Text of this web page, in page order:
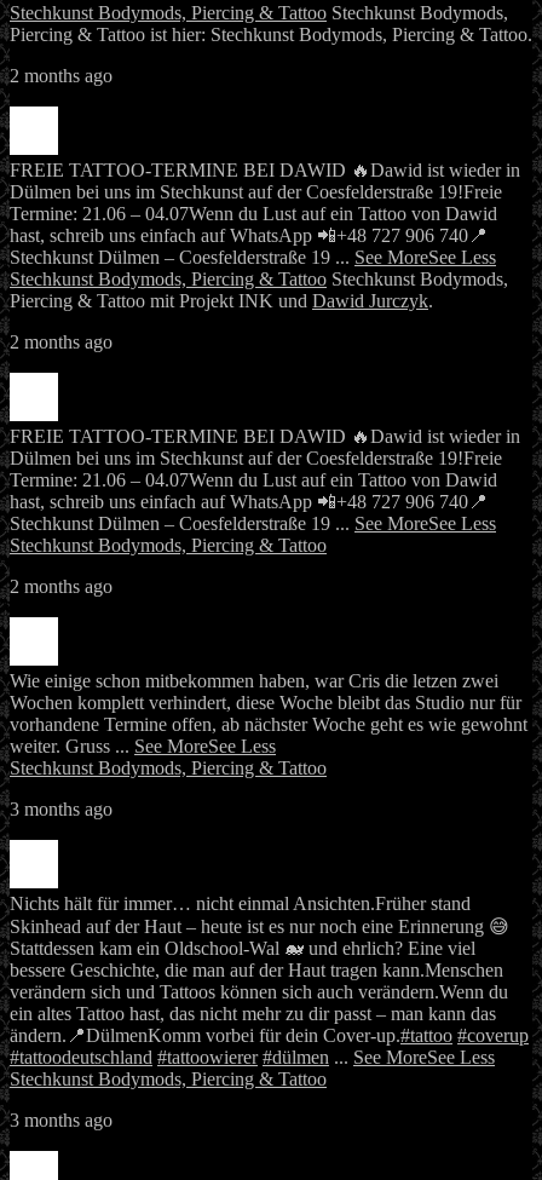
Stechkunst Bodymods, Piercing & Tattoo Stechkunst Bodymods,
Piercing & Tattoo ist hier: Stechkunst Bodymods, Piercing & Tattoo.
2 months ago
FREIE TATTOO-TERMINE BEI DAWID 🔥Dawid ist wieder in
Dülmen bei uns im Stechkunst auf der Coesfelderstraße 19!Freie
Termine: 21.06 – 04.07Wenn du Lust auf ein Tattoo von Dawid
hast, schreib uns einfach auf WhatsApp 📲+48 727 906 740 📍
Stechkunst Dülmen – Coesfelderstraße 19 ... See MoreSee Less
Stechkunst Bodymods, Piercing & Tattoo Stechkunst Bodymods,
Piercing & Tattoo mit Projekt INK und Dawid Jurczyk.
2 months ago
FREIE TATTOO-TERMINE BEI DAWID 🔥Dawid ist wieder in
Dülmen bei uns im Stechkunst auf der Coesfelderstraße 19!Freie
Termine: 21.06 – 04.07Wenn du Lust auf ein Tattoo von Dawid
hast, schreib uns einfach auf WhatsApp 📲+48 727 906 740 📍
Stechkunst Dülmen – Coesfelderstraße 19 ... See MoreSee Less
Stechkunst Bodymods, Piercing & Tattoo
2 months ago
Wie einige schon mitbekommen haben, war Cris die letzen zwei
Wochen komplett verhindert, diese Woche bleibt das Studio nur für
vorhandene Termine offen, ab nächster Woche geht es wie gewohnt
weiter. Gruss ... See MoreSee Less
Stechkunst Bodymods, Piercing & Tattoo
3 months ago
Nichts hält für immer… nicht einmal Ansichten.Früher stand
Skinhead auf der Haut – heute ist es nur noch eine Erinnerung 😅
Stattdessen kam ein Oldschool-Wal 🐋 und ehrlich? Eine viel
bessere Geschichte, die man auf der Haut tragen kann.Menschen
verändern sich und Tattoos können sich auch verändern.Wenn du
ein altes Tattoo hast, das nicht mehr zu dir passt – man kann das
ändern. 📍DülmenKomm vorbei für dein Cover-up.#tattoo #coverup
#tattoodeutschland #tattoowierer #dülmen ... See MoreSee Less
Stechkunst Bodymods, Piercing & Tattoo
3 months ago